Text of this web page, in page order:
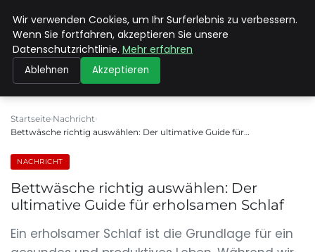
MAX NEUKIRCHNER
Startseite Nachricht
Bettwäsche richtig auswählen: Der ultimative Guide für…
NACHRICHT
Bettwäsche richtig auswählen: Der
ultimative Guide für erholsamen Schlaf
Ein erholsamer Schlaf ist die Grundlage für ein
Wir verwenden Cookies, um Ihr Surferlebnis zu verbessern.
Wenn Sie fortfahren, akzeptieren Sie unsere
Datenschutzrichtlinie. Mehr erfahren
Ablehnen Akzeptieren